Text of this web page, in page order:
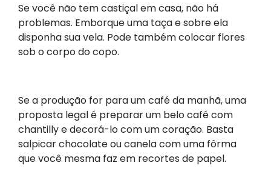
Se você não tem castiçal em casa, não há
problemas. Emborque uma taça e sobre ela
disponha sua vela. Pode também colocar flores
sob o corpo do copo.
Se a produção for para um café da manhã, uma
proposta legal é preparar um belo café com
chantilly e decorá-lo com um coração. Basta
salpicar chocolate ou canela com uma fôrma
que você mesma faz em recortes de papel.